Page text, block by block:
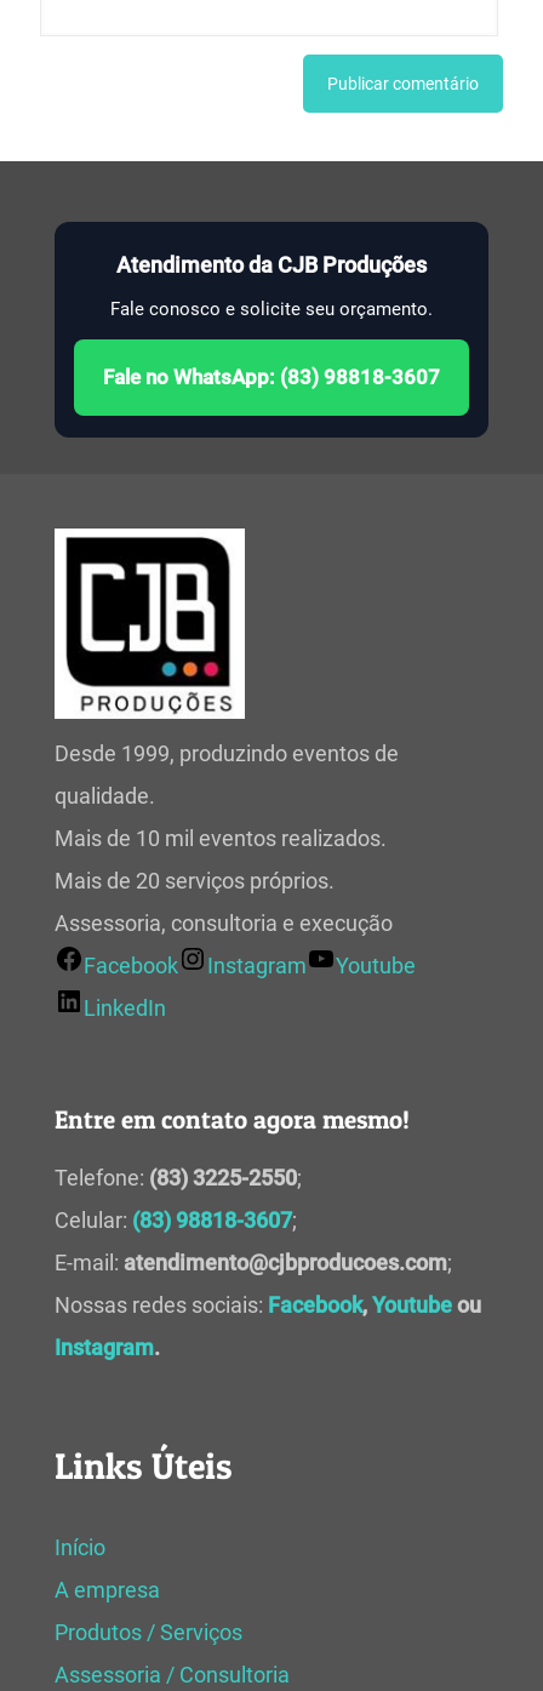
Atendimento da CJB Produções
Fale conosco e solicite seu orçamento.
Fale no WhatsApp: (83) 98818-3607
Desde 1999, produzindo eventos de
qualidade.
Mais de 10 mil eventos realizados.
Mais de 20 serviços próprios.
Assessoria, consultoria e execução
Facebook
Instagram
Youtube
LinkedIn
Entre em contato agora mesmo!
Telefone: (83) 3225-2550;
Celular: (83) 98818-3607;
E-mail: atendimento@cjbproducoes.com;
Nossas redes sociais: Facebook,Youtubeou
Instagram.
Links Úteis
Início
A empresa
Produtos / Serviços
Assessoria / Consultoria